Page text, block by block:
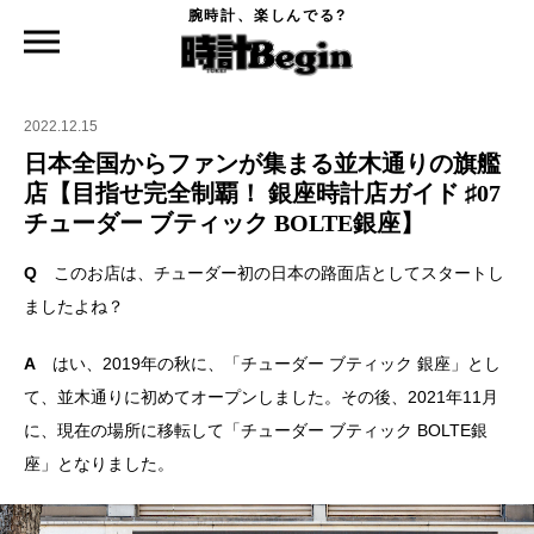
腕時計、楽しんでる?
日本全国からファンが集まる並木通りの旗艦店【目指せ完全制覇！ 銀座時計店ガイド
♯07 チューダー ブティック BOLTE銀座】
2022.12.15
日本全国からファンが集まる並木通りの旗艦
店【目指せ完全制覇！ 銀座時計店ガイド ♯07
チューダー ブティック BOLTE銀座】
Q
このお店は、チューダー初の日本の路面店としてスタートし
ましたよね？
A はい、2019年の秋に、「チューダー ブティック 銀座」とし
て、並木通りに初めてオープンしました。その後、2021年11月
に、現在の場所に移転して「チューダー ブティック BOLTE銀
座」となりました。